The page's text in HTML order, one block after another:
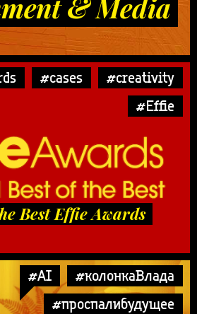
& Media
#cases
#creativity
#Effie
Best Effie Awards
#AI
#колонкаВлада
#проспалибудущее